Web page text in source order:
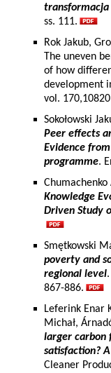
transformacja
ss. 111.
Rok Jakub,
The uneven
of how
development
vol.
Sokołowski
Peer effects
Evidence
programme.
Knowledge
Driven Study
Smętkowski
poverty and
regional level
867-886.
Leferink Enar
Michał,
larger carbon
satisfaction?
Cleaner